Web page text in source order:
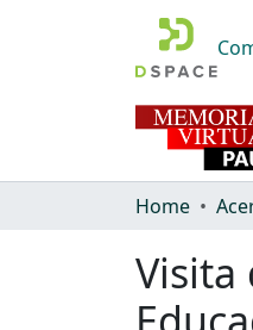
Home
Visita